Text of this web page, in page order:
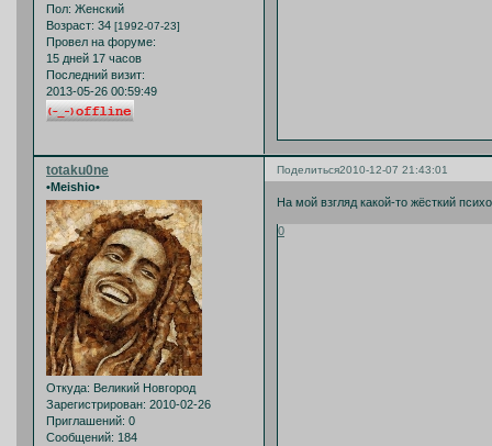
Пол: Женский
Возраст: 34 [1992-07-23]
Провел на форуме:
15 дней 17 часов
Последний визит:
2013-05-26 00:59:49
Поделиться2010-12-07 21:43:01
totaku0ne
•Meishio•
Откуда: Великий Новгород
Зарегистрирован: 2010-02-26
Приглашений: 0
Сообщений: 184
На мой взгляд какой-то жёсткий
0